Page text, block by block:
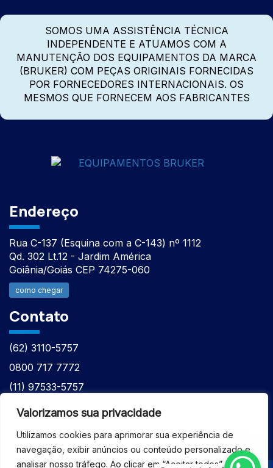
Valorizamos sua privacidade
Utilizamos cookies para aprimorar sua experiência de
navegação, exibir anúncios ou conteúdo personalizado e
analisar nosso tráfego. Ao clicar em “Aceitar todos”, você
SOMOS UMA ASSISTÊNCIA TÉCNICA
INDEPENDENTE E ATUAMOS COM A
MANUTENÇÃO DOS EQUIPAMENTOS DA MARCA
(BRUKER) COM PEÇAS ORIGINAIS FORNECIDAS
POR FORNECEDORES INTERNACIONAIS. OS
MESMOS QUE FORNECEM AOS FABRICANTES
Endereço
Rua C-137 (Esquina com a C-143) nº 1112
Qd. 302 Lt.12 - Jardim América
Goiânia/Goiás CEP 74275-060
como chegar
Contato
(62) 3110-5757
0800 717 7772
(11) 97533-5757
(62) 98610-7777